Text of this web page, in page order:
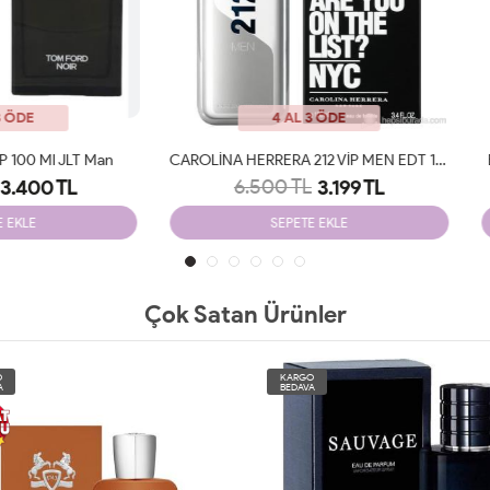
CAROLİNA HERRERA 212 VİP MEN EDT 100 ML JLT Man
6.500 TL
4 AL 3 ÖDE
Bvlgari Man In Black Edp 100 Ml
7.549 TL
Çok Satan Ürünler
KARGO
BEDAVA